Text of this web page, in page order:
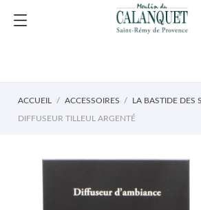
ACCUEIL ACCESSOIRES LA BASTIDE DES
DIFFUSEUR TILLEUL ARGENTÉ